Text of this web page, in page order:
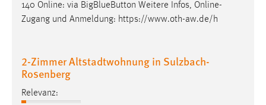
140 Online: via BigBlueButton Weitere Infos, Online-
Zugang und Anmeldung: https://www.oth-aw.de/h
2-Zimmer Altstadtwohnung in Sulzbach-
Rosenberg
Relevanz:
Google Ads
Anbieter:
Google Ireland Limited